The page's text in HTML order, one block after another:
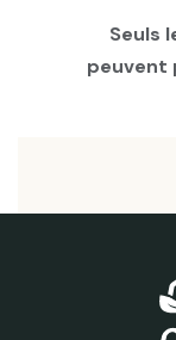
Seuls
peuvent